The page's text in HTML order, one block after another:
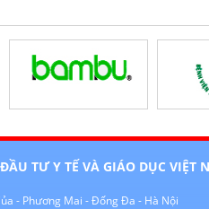
TƯ Y TẾ VÀ GIÁO DỤC VIỆT
- Phương Mai - Đống Đa - Hà Nội